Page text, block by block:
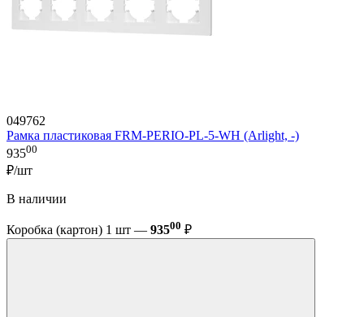
049762
Рамка пластиковая FRM-PERIO-PL-5-WH (Arlight, -)
93500
₽/шт
В наличии
Коробка (картон) 1 шт — 93500 ₽